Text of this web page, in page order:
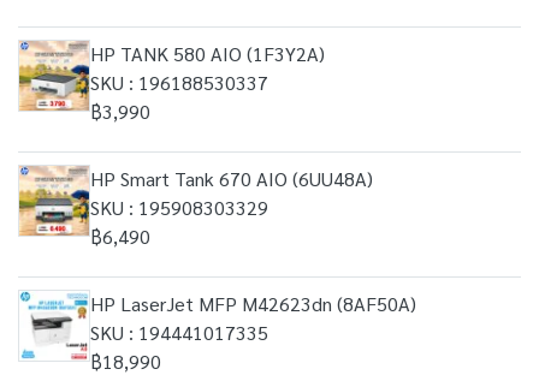
HP TANK 580 AIO (1F3Y2A)
SKU : 196188530337
฿3,990
HP Smart Tank 670 AIO (6UU48A)
SKU : 195908303329
฿6,490
HP LaserJet MFP M42623dn (8AF50A)
SKU : 194441017335
฿18,990